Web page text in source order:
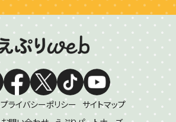
プライバシーポリシー サイトマップ